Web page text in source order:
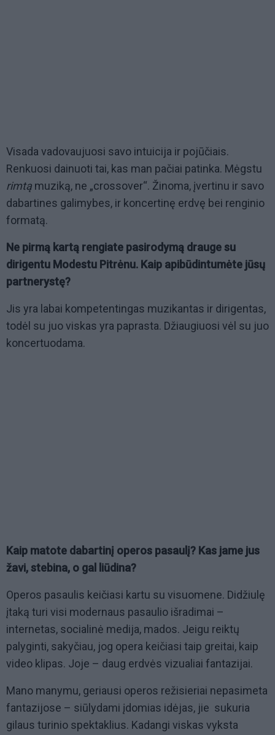
Visada vadovaujuosi savo intuicija ir pojūčiais.
Renkuosi dainuoti tai, kas man pačiai patinka. Mėgstu
rimtą muziką, ne „crossover“. Žinoma, įvertinu ir savo
dabartines galimybes, ir koncertinę erdvę bei renginio
formatą.
Ne pirmą kartą rengiate pasirodymą drauge su
dirigentu Modestu Pitrėnu. Kaip apibūdintumėte jūsų
partnerystę?
Jis yra labai kompetentingas muzikantas ir dirigentas,
todėl su juo viskas yra paprasta. Džiaugiuosi vėl su juo
koncertuodama.
Kaip matote dabartinį operos pasaulį? Kas jame jus
žavi, stebina, o gal liūdina?
Operos pasaulis keičiasi kartu su visuomene. Didžiulę
įtaką turi visi modernaus pasaulio išradimai –
internetas, socialinė medija, mados. Jeigu reiktų
palyginti, sakyčiau, jog opera keičiasi taip greitai, kaip
video klipas. Joje – daug erdvės vizualiai fantazijai.
Mano manymu, geriausi operos režisieriai nepasimeta
fantazijose – siūlydami įdomias idėjas, jie sukuria
gilaus turinio spektaklius. Kadangi viskas vyksta